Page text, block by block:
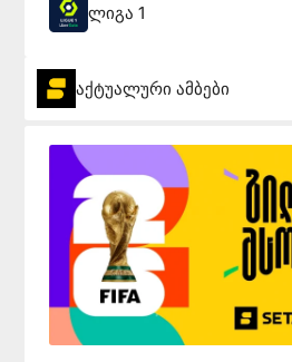
ლიგა 1
აქტუალური ამბები